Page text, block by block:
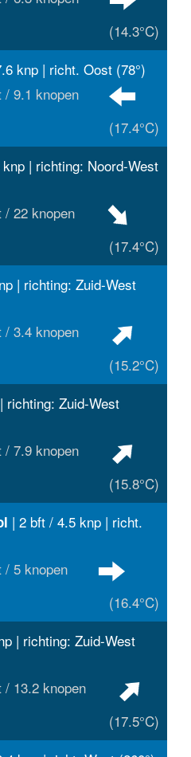
(14.3°C)
knp | richt. Oost (78°)
9.1 knopen
(17.4°C)
| richting: Noord-West
22 knopen
(17.4°C)
| richting: Zuid-West
3.4 knopen
(15.2°C)
richting: Zuid-West
7.9 knopen
(15.8°C)
| 2 bft / 4.5 knp | richt.
/ 5 knopen
(16.4°C)
| richting: Zuid-West
13.2 knopen
(17.5°C)